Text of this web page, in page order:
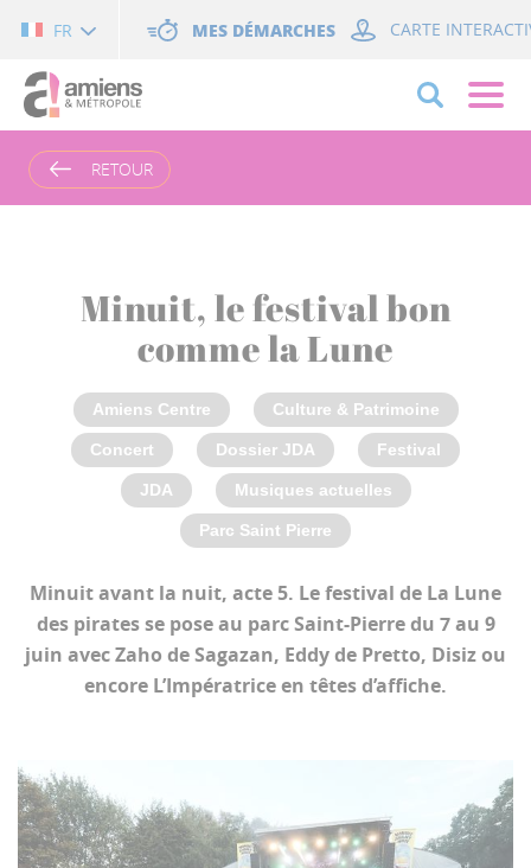
FR MES DÉMARCHES CARTE
RETOUR
Minuit, le festival bon
comme la Lune
Amiens Centre Culture & Patrimoine
Concert Dossier JDA Festival
JDA Musiques actuelles
Parc Saint Pierre
Minuit avant la nuit, acte 5. Le festival de La Lune
des pirates se pose au parc Saint-Pierre du 7 au 9
juin avec Zaho de Sagazan, Eddy de Pretto, Disiz ou
encore L’Impératrice en têtes d’affiche.